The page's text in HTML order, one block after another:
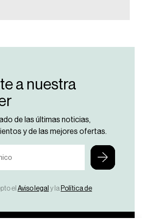
a nuestra
de las últimas noticias,
y de las mejores ofertas.
el Aviso legal y la Política de